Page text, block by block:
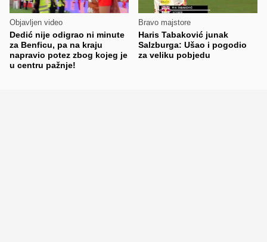
Objavljen video
Dedić nije odigrao ni minute
za Benficu, pa na kraju
napravio potez zbog kojeg je
u centru pažnje!
Bravo majstore
Haris Tabaković junak
Salzburga: Ušao i pogodio
za veliku pobjedu